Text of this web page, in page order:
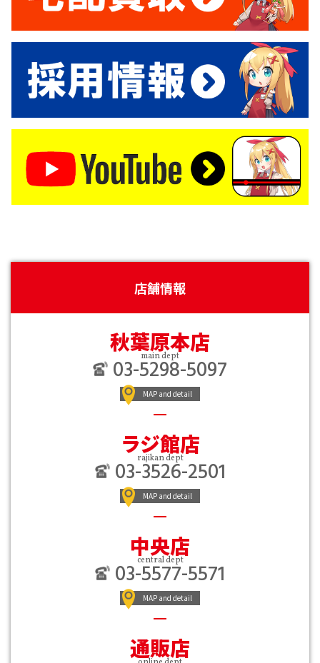
店舗情報
秋葉原本店
main dept
03-5298-5097
MAP and detail
ラジ館店
rajikan dept
03-3526-2501
MAP and detail
中央店
central dept
03-5577-5571
MAP and detail
通販店